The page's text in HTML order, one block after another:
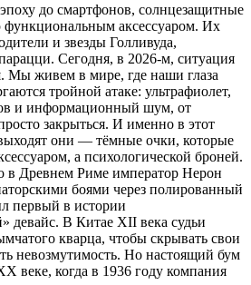
до смартфонов, солнцезащитные
функциональным аксессуаром. Их
и звезды Голливуда,
Сегодня, в 2026-м, ситуация
Мы живем в мире, где наши глаза
тройной атаке: ультрафиолет,
и информационный шум, от
закрыться. И именно в этот
они — тёмные очки, которые
а психологической броней.
в Древнем Риме император Нерон
боями через полированный
первый в истории
девайс. В Китае XII века судьи
кварца, чтобы скрывать свои
невозмутимость. Но настоящий бум
веке, когда в 1936 году компания